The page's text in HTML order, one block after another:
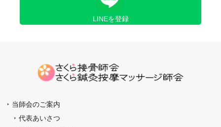
LINEを登録
当師会のご案内
代表あいさつ